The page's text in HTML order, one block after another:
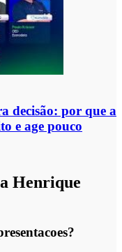
decisão: por que a
e age pouco
Henrique